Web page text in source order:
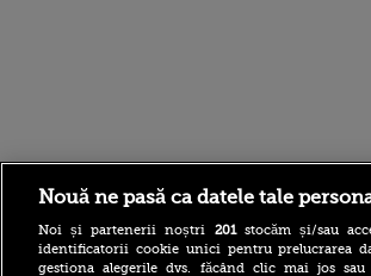
Stirileprotv.ro
Nouă ne pasă ca datele tale
Noi și partenerii noștri 201stocăm și/sau
identificatorii cookie unici pentru prelucrarea
gestiona alegerile dvs. făcând clic mai jos